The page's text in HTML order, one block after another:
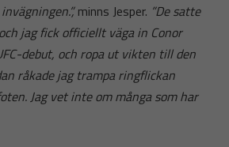
minns Jesper. ”De satte
jag fick officiellt väga in Conor
debut, och ropa ut vikten till den
råkade jag trampa ringflickan
Jag vet inte om många som har